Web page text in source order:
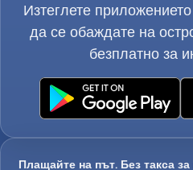
Изтеглете
да се обаждате на
безплатно за
Плащайте на път. Без такса за